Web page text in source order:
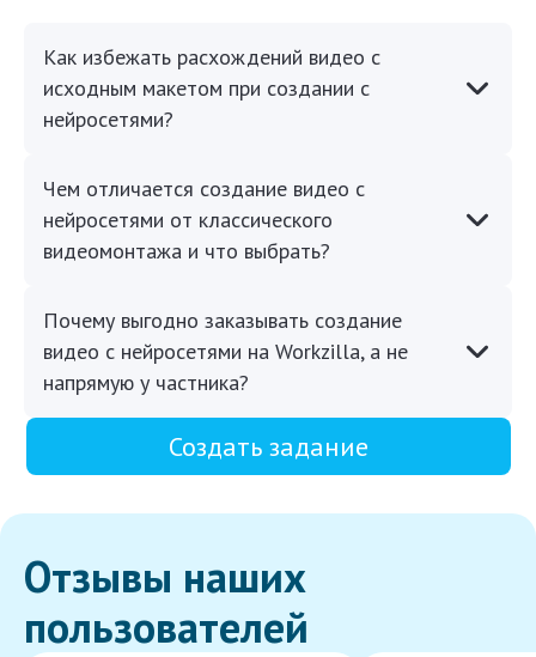
Как избежать расхождений видео с
исходным макетом при создании с
нейросетями?
Чем отличается создание видео с
нейросетями от классического
видеомонтажа и что выбрать?
Почему выгодно заказывать создание
видео с нейросетями на Workzilla, а не
напрямую у частника?
Создать задание
Отзывы наших
пользователей